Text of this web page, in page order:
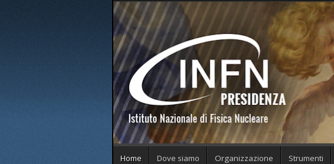
Home Dove siamo Organizzazione Strumenti